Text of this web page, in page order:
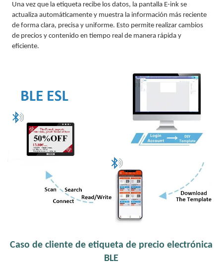
Una vez que la etiqueta recibe los datos, la pantalla E-ink se
actualiza automáticamente y muestra la información más reciente
de forma clara, precisa y uniforme. Esto permite realizar cambios
de precios y contenido en tiempo real de manera rápida y
eficiente.
Caso de cliente de etiqueta de precio electrónica
BLE